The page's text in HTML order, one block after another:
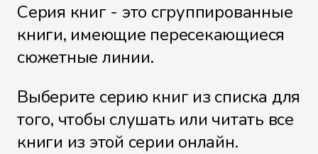
Серия книг - это сгруппированные
книги, имеющие пересекающиеся
сюжетные линии.
Выберите серию книг из списка для
того, чтобы слушать или читать все
книги из этой серии онлайн.